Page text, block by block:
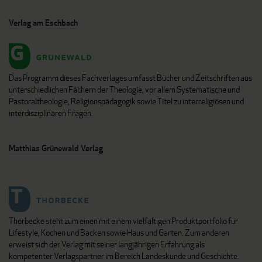
Verlag am Eschbach
Das Programm dieses Fachverlages umfasst Bücher und Zeitschriften aus
unterschiedlichen Fächern der Theologie, vor allem Systematische und
Pastoraltheologie, Religionspädagogik sowie Titel zu interreligiösen und
interdisziplinären Fragen.
Matthias Grünewald Verlag
Thorbecke steht zum einen mit einem vielfältigen Produktportfolio für
Lifestyle, Kochen und Backen sowie Haus und Garten. Zum anderen
erweist sich der Verlag mit seiner langjährigen Erfahrung als
kompetenter Verlagspartner im Bereich Landeskunde und Geschichte.